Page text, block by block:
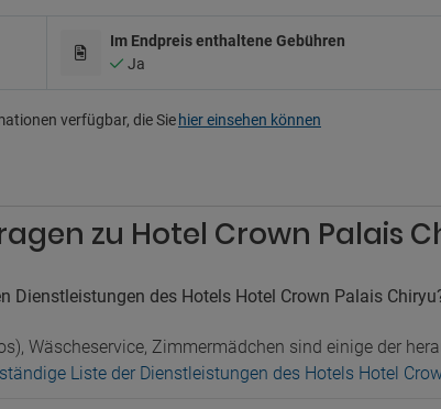
Unterhaltung
Tanzsaal
Im Endpreis enthaltene Gebühren
Ja
verfügbar, die Sie hier einsehen können
zu Hotel Crown Palais
Dienstleistungen des Hotels Hotel Crown Palais
Wäscheservice, Zimmermädchen sind einige der
Liste der Dienstleistungen des Hotels Hotel